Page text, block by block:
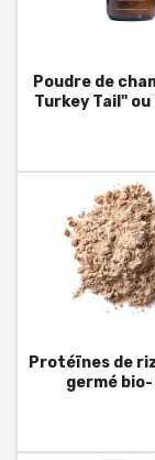
Poudre de
Turkey Tail"
Protéïnes de
germé bio-